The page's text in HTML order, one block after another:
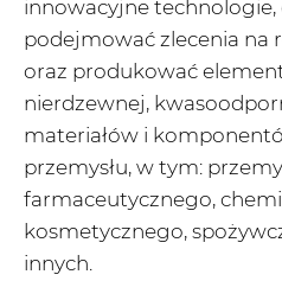
innowacyjne
podejmować zlecenia na
oraz produkować
nierdzewnej,
materiałów i
przemysłu, w tym:
farmaceutycznego,
kosmetycznego,
innych.